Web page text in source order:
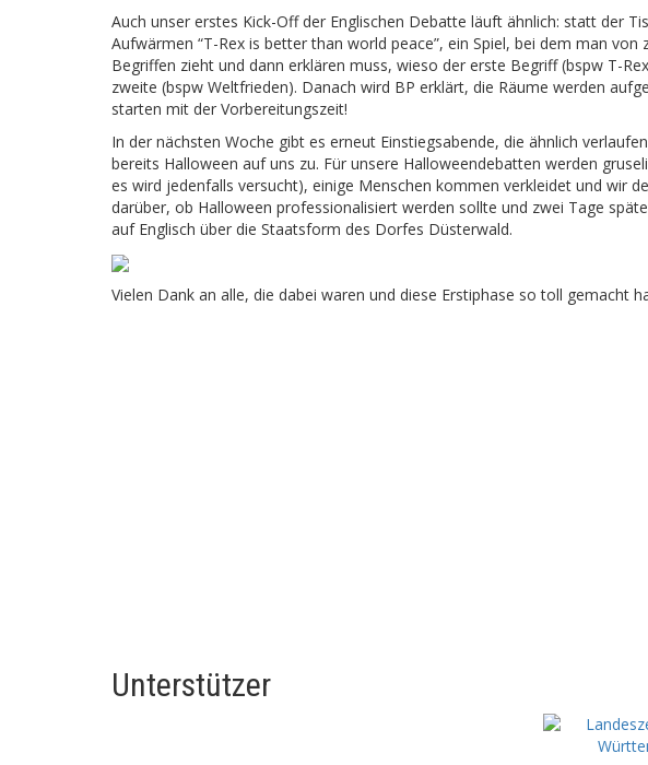
Auch unser erstes Kick-Off der Englischen Debatte läuft ähnlich: statt der
Aufwärmen “T-Rex is better than world peace”, ein Spiel, bei dem man
Begriffen zieht und dann erklären muss, wieso der erste Begriff (bspw T-
zweite (bspw Weltfrieden). Danach wird BP erklärt, die Räume werden
starten mit der Vorbereitungszeit!
In der nächsten Woche gibt es erneut Einstiegsabende, die ähnlich
bereits Halloween auf uns zu. Für unsere Halloweendebatten werden
es wird jedenfalls versucht), einige Menschen kommen verkleidet und wir
darüber, ob Halloween professionalisiert werden sollte und zwei Tage
auf Englisch über die Staatsform des Dorfes Düsterwald.
Vielen Dank an alle, die dabei waren und diese Erstiphase so toll gemacht
Unterstützer